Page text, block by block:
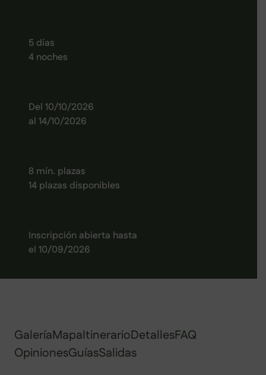
5 días
4 noches
Del 10/10/2026
al 14/10/2026
8 mín. plazas
14 plazas disponibles
Inscripción abierta hasta
el 10/09/2026
GaleríaMapaItinerarioDetallesFAQ
OpinionesGuíasSalidas